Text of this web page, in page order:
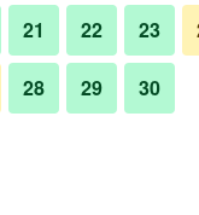
樂天城市飯店- 濟州機場的照片
21 22 23
28 29 30